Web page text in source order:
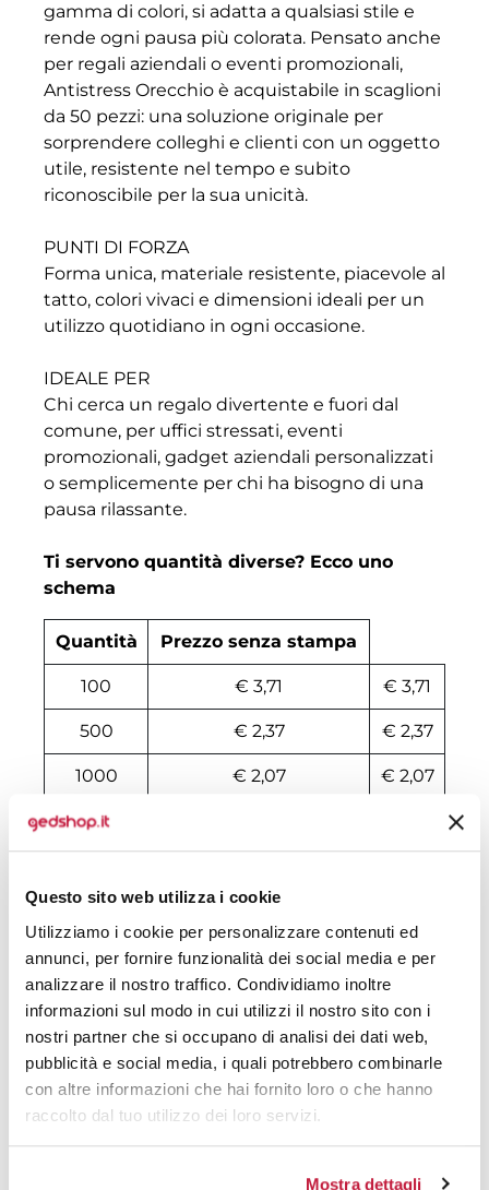
Questo sito web utilizza i cookie
Utilizziamo i cookie per personalizzare contenuti ed
annunci, per fornire funzionalità dei social media e per
analizzare il nostro traffico. Condividiamo inoltre
informazioni sul modo in cui utilizzi il nostro sito con i
nostri partner che si occupano di analisi dei dati web,
pubblicità e social media, i quali potrebbero combinarle
con altre informazioni che hai fornito loro o che hanno
raccolto dal tuo utilizzo dei loro servizi.
Mostra dettagli
gamma di colori, si adatta a qualsiasi stile e
rende ogni pausa più colorata. Pensato anche
per regali aziendali o eventi promozionali,
Antistress Orecchio è acquistabile in scaglioni
da 50 pezzi: una soluzione originale per
sorprendere colleghi e clienti con un oggetto
utile, resistente nel tempo e subito
riconoscibile per la sua unicità.
PUNTI DI FORZA
Forma unica, materiale resistente, piacevole al
tatto, colori vivaci e dimensioni ideali per un
utilizzo quotidiano in ogni occasione.
IDEALE PER
Chi cerca un regalo divertente e fuori dal
comune, per uffici stressati, eventi
promozionali, gadget aziendali personalizzati
o semplicemente per chi ha bisogno di una
pausa rilassante.
Ti servono quantità diverse? Ecco uno
schema
Quantità Prezzo senza stampa
100 € 3,71 € 3,71
500 € 2,37 € 2,37
1000 € 2,07 € 2,07
2000
5000 € 1,65 € 1,65
6000 € 1,63 € 1,63
7000 € 1,63 € 1,63
8000 € 1,62 € 1,62